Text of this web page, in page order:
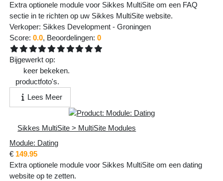
Extra optionele module voor Sikkes MultiSite om een FAQ
sectie in te richten op uw Sikkes MultiSite website.
Verkoper: Sikkes Development -Groningen
Score:0.0, Beoordelingen:0
Bijgewerkt op:
keer bekeken.
productfoto's.
Lees Meer
Sikkes MultiSite > MultiSite Modules
Module: Dating
€ 149.95
Extra optionele module voor Sikkes MultiSite om een dating
website op te zetten.